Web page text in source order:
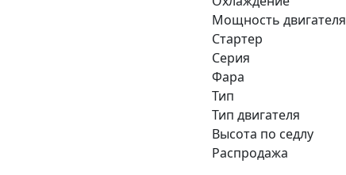
Мощность двигателя
Стартер
Серия
Фара
Тип
Тип двигателя
Высота по седлу
Распродажа